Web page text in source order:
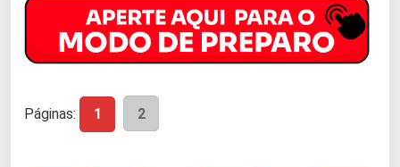
Páginas: 1 2